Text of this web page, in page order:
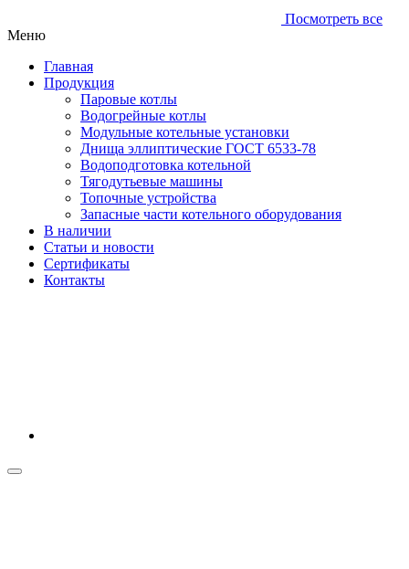
Посмотреть все
Меню
Главная
Продукция
Паровые котлы
Водогрейные котлы
Модульные котельные установки
Днища эллиптические ГОСТ 6533-78
Водоподготовка котельной
Тягодутьевые машины
Топочные устройства
Запасные части котельного оборудования
В наличии
Статьи и новости
Сертификаты
Контакты